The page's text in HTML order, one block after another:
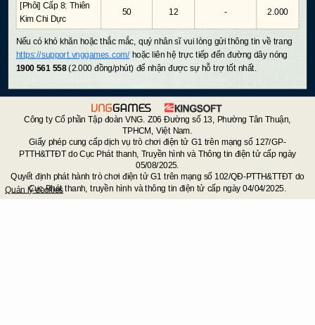
[Phôi] Cấp 8: Thiên
Kim Chi Dực
50 12 - 2.000
Nếu có khó khăn hoặc thắc mắc, quý nhân sĩ vui lòng gửi thông tin về trang
https://support.vnggames.com/hoặc liên hệ trực tiếp đến đường dây nóng
1900 561 558(2.000 đồng/phút) để nhận được sự hỗ trợ tốt nhất.
Công ty Cổ phần Tập đoàn VNG. Z06 Đường số 13, Phường Tân Thuận,
TPHCM, Việt Nam.
Giấy phép cung cấp dịch vụ trò chơi điện tử G1 trên mạng số 127/GP-
PTTH&TTĐT do Cục Phát thanh, Truyền hình và Thông tin điện tử cấp ngày
05/08/2025.
Quyết định phát hành trò chơi điện tử G1 trên mạng số 102/QĐ-PTTH&TTĐT do
Cục Phát thanh, truyền hình và thông tin điện tử cấp ngày 04/04/2025.
Quản lý cookies